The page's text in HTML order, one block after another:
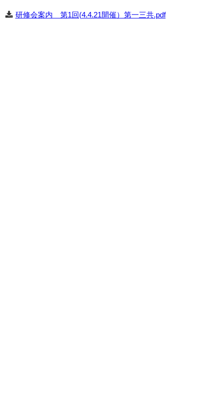
研修会案内 第1回(4.4.21開催）第一三共.pdf